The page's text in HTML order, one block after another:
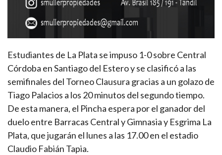
Estudiantes de La Plata se impuso 1-0 sobre Central
Córdoba en Santiago del Estero y se clasificó a las
semifinales del Torneo Clausura gracias a un golazo de
Tiago Palacios a los 20 minutos del segundo tiempo.
De esta manera, el Pincha espera por el ganador del
duelo entre Barracas Central y Gimnasia y Esgrima La
Plata, que jugarán el lunes a las 17.00 en el estadio
Claudio Fabián Tapia.